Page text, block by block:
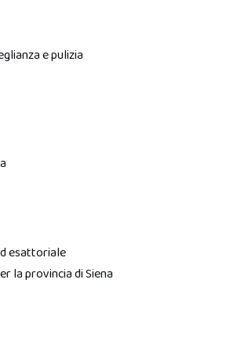
e pulizia
esattoriale
la provincia di Siena